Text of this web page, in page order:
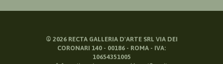
© 2026RECTA GALLERIA D'ARTE SRL VIA DEI
CORONARI 140 - 00186 - ROMA - IVA:
10654351005